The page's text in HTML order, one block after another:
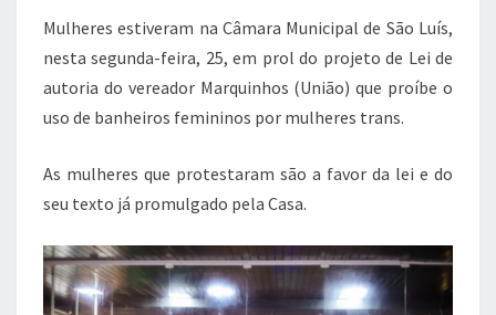
Mulheres estiveram na Câmara Municipal de São Luís,
nesta segunda-feira, 25, em prol do projeto de Lei de
autoria do vereador Marquinhos (União) que proíbe o
uso de banheiros femininos por mulheres trans.
As mulheres que protestaram são a favor da lei e do
seu texto já promulgado pela Casa.